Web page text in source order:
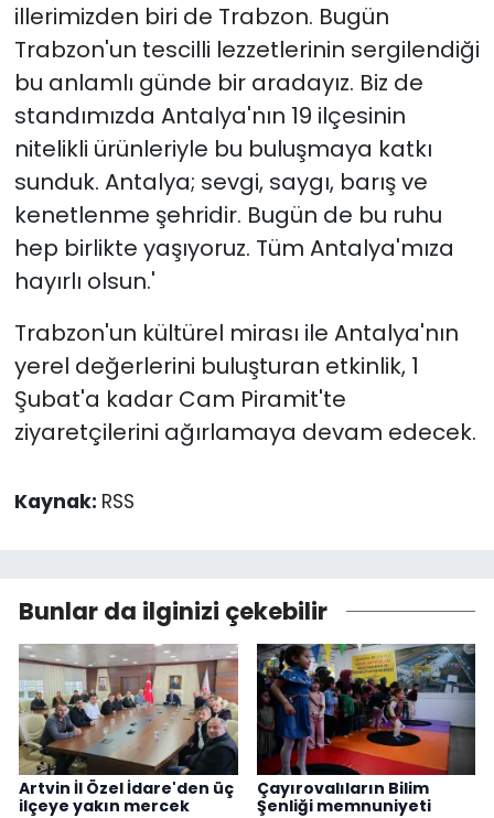
illerimizden biri de Trabzon. Bugün
Trabzon'un tescilli lezzetlerinin sergilendiği
bu anlamlı günde bir aradayız. Biz de
standımızda Antalya'nın 19 ilçesinin
nitelikli ürünleriyle bu buluşmaya katkı
sunduk. Antalya; sevgi, saygı, barış ve
kenetlenme şehridir. Bugün de bu ruhu
hep birlikte yaşıyoruz. Tüm Antalya'mıza
hayırlı olsun.'
Trabzon'un kültürel mirası ile Antalya'nın
yerel değerlerini buluşturan etkinlik, 1
Şubat'a kadar Cam Piramit'te
ziyaretçilerini ağırlamaya devam edecek.
Kaynak: RSS
Bunlar da ilginizi çekebilir
Artvin İl Özel İdare'den üç
ilçeye yakın mercek
Çayırovalıların Bilim
Şenliği memnuniyeti